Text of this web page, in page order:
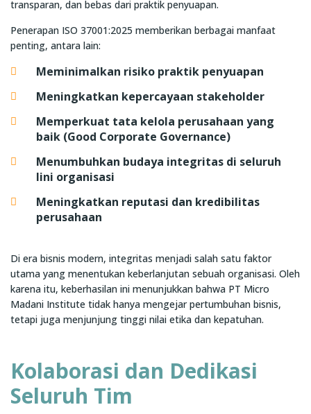
transparan, dan bebas dari praktik penyuapan.
Penerapan ISO 37001:2025 memberikan berbagai manfaat
penting, antara lain:
Meminimalkan risiko praktik penyuapan
Meningkatkan kepercayaan stakeholder
Memperkuat tata kelola perusahaan yang
baik (Good Corporate Governance)
Menumbuhkan budaya integritas di seluruh
lini organisasi
Meningkatkan reputasi dan kredibilitas
perusahaan
Di era bisnis modern, integritas menjadi salah satu faktor
utama yang menentukan keberlanjutan sebuah organisasi. Oleh
karena itu, keberhasilan ini menunjukkan bahwa PT Micro
Madani Institute tidak hanya mengejar pertumbuhan bisnis,
tetapi juga menjunjung tinggi nilai etika dan kepatuhan.
Kolaborasi dan Dedikasi
Seluruh Tim